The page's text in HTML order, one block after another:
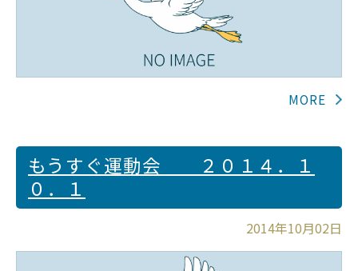
もうすぐ運動会 ２０１４．１
０．１
2014年10月02日